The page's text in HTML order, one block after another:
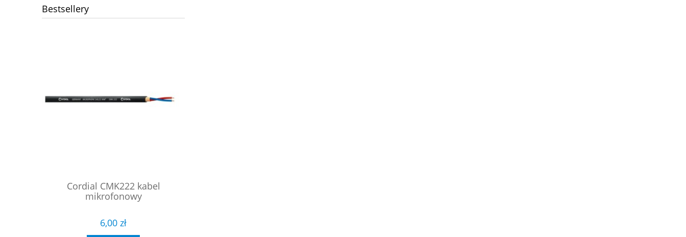
Bestsellery
Cordial CMK222 kabel
mikrofonowy
6,00 zł